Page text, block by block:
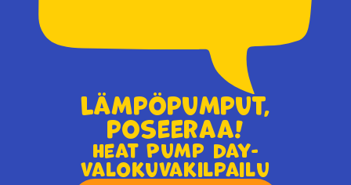
Lämpöpumput,
poseeraa!
Heat Pump Day-
valokuvakilpailu